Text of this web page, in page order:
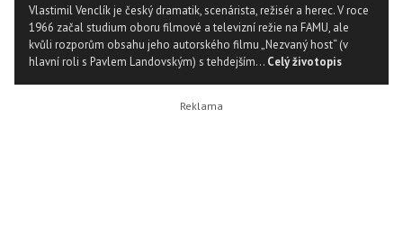
Vlastimil Venclík je český dramatik, scenárista, režisér a herec. V roce
1966 začal studium oboru filmové a televizní režie na FAMU, ale
kvůli rozporům obsahu jeho autorského filmu „Nezvaný host“ (v
hlavní roli s Pavlem Landovským) s tehdejším... Celý životopis